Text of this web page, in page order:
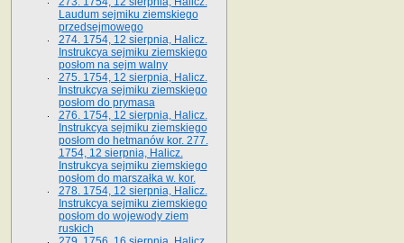
Laudum sejmiku ziemskiego
przedsejmowego
274. 1754, 12 sierpnia, Halicz.
Instrukcya sejmiku ziemskiego
posłom na sejm walny
275. 1754, 12 sierpnia, Halicz.
Instrukcya sejmiku ziemskiego
posłom do prymasa
276. 1754, 12 sierpnia, Halicz.
Instrukcya sejmiku ziemskiego
posłom do hetmanów kor. 277.
1754, 12 sierpnia, Halicz.
Instrukcya sejmiku ziemskiego
posłom do marszałka w. kor.
278. 1754, 12 sierpnia, Halicz.
Instrukcya sejmiku ziemskiego
posłom do wojewody ziem
ruskich